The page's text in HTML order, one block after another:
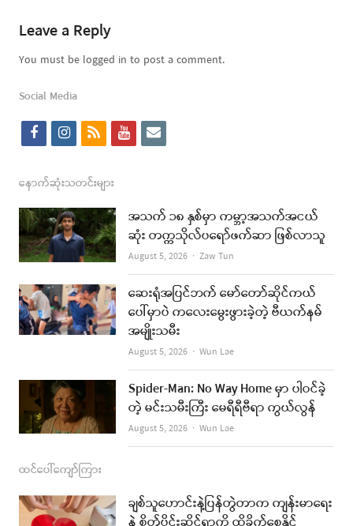
Leave a Reply
You must be logged in to post a comment.
Social Media
f
c
e
b
o
o
k
i
s
t
a
g
r
a
m
r
s
y
t
u
b
e
i
l
နောက်ဆုံးသတင်းများ
အသက် ၁၈ နှစ်မှာ ကမ္ဘာ့အသက်အငယ်
ဆုံး တက္ကသိုလ်ပရော်ဖက်ဆာ ဖြစ်လာသူ
August 5, 2026 Author
Zaw Tun
ဆေးရုံအပြင်ဘက် မော်တော်ဆိုင်ကယ်
ပေါ်မှာပဲ ကလေးမွေးဖွားခဲ့တဲ့ ဗီယက်နမ်
အမျိုးသမီး
August 5, 2026 Author
Wun Lae
Spider-Man: No Way Home မှာ ပါဝင်ခဲ့
တဲ့ မင်းသမီးကြီး မေရီရီဗီရာ ကွယ်လွန်
August 5, 2026 Author
Wun Lae
ထင်ပေါ်ကျော်ကြား
ချစ်သူဟောင်းနဲ့ပြန်တွဲတာက ကျန်းမာရေး